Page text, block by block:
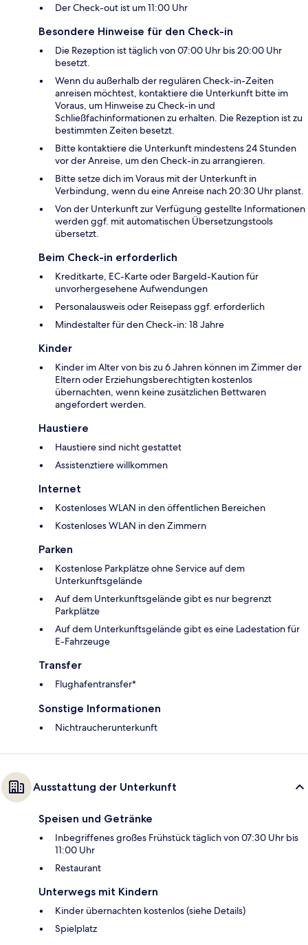
Der Check-out ist um 11:00 Uhr
Besondere Hinweise für den Check-in
Die Rezeption ist täglich von 07:00 Uhr bis 20:00 Uhr
besetzt.
Wenn du außerhalb der regulären Check-in-Zeiten
anreisen möchtest, kontaktiere die Unterkunft bitte im
Voraus, um Hinweise zu Check-in und
Schließfachinformationen zu erhalten. Die Rezeption ist zu
bestimmten Zeiten besetzt.
Bitte kontaktiere die Unterkunft mindestens 24 Stunden
vor der Anreise, um den Check-in zu arrangieren.
Bitte setze dich im Voraus mit der Unterkunft in
Verbindung, wenn du eine Anreise nach 20:30 Uhr planst.
Von der Unterkunft zur Verfügung gestellte Informationen
werden ggf. mit automatischen Übersetzungstools
übersetzt.
Beim Check-in erforderlich
Kreditkarte, EC-Karte oder Bargeld-Kaution für
unvorhergesehene Aufwendungen
Personalausweis oder Reisepass ggf. erforderlich
Mindestalter für den Check-in: 18 Jahre
Kinder
Kinder im Alter von bis zu 6 Jahren können im Zimmer der
Eltern oder Erziehungsberechtigten kostenlos
übernachten, wenn keine zusätzlichen Bettwaren
angefordert werden.
Haustiere
Haustiere sind nicht gestattet
Assistenztiere willkommen
Internet
Kostenloses WLAN in den öffentlichen Bereichen
Kostenloses WLAN in den Zimmern
Parken
Kostenlose Parkplätze ohne Service auf dem
Unterkunftsgelände
Auf dem Unterkunftsgelände gibt es nur begrenzt
Parkplätze
Auf dem Unterkunftsgelände gibt es eine Ladestation für
E-Fahrzeuge
Transfer
Flughafentransfer*
Sonstige Informationen
Nichtraucherunterkunft
Ausstattung der Unterkunft
Speisen und Getränke
Inbegriffenes großes Frühstück täglich von 07:30 Uhr bis
11:00 Uhr
Restaurant
Unterwegs mit Kindern
Kinder übernachten kostenlos (siehe Details)
Spielplatz